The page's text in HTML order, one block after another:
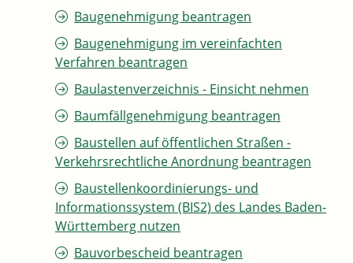
Baugenehmigung beantragen
Baugenehmigung im vereinfachten
Verfahren beantragen
Baulastenverzeichnis - Einsicht nehmen
Baumfällgenehmigung beantragen
Baustellen auf öffentlichen Straßen -
Verkehrsrechtliche Anordnung beantragen
Baustellenkoordinierungs- und
Informationssystem (BIS2) des Landes Baden-
Württemberg nutzen
Bauvorbescheid beantragen